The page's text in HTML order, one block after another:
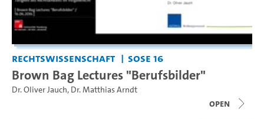
Rechtswissenschaft SoSe 16
Brown Bag Lectures "Berufsbilder"
Dr. Oliver Jauch, Dr. Matthias Arndt
open